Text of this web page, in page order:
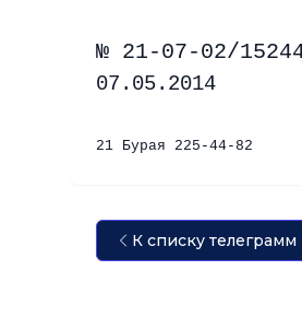
№ 21-
07.05.2014
21 Бурая 225-44-82
К списку телеграмм